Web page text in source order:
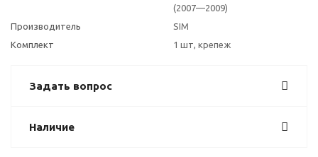
(2007—2009)
Производитель
SIM
Комплект
1 шт, крепеж
Задать вопрос
Наличие